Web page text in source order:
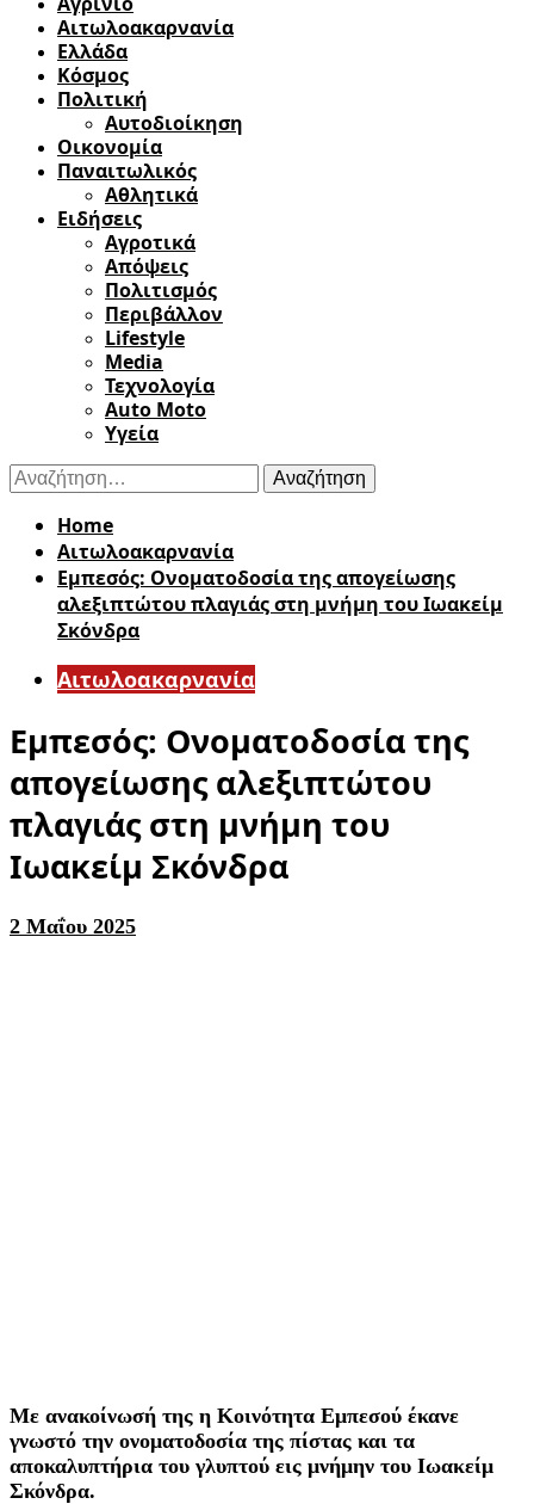
Αιτωλοακαρνανία
Ελλάδα
Κόσμος
Πολιτική
Αυτοδιοίκηση
Οικονομία
Παναιτωλικός
Αθλητικά
Ειδήσεις
Αγροτικά
Απόψεις
Πολιτισμός
Περιβάλλον
Lifestyle
Media
Τεχνολογία
Auto Moto
Υγεία
Αναζήτηση
για:
Home
Αιτωλοακαρνανία
Εμπεσός: Ονοματοδοσία της απογείωσης
αλεξιπτώτου πλαγιάς στη μνήμη του Ιωακείμ
Σκόνδρα
Αιτωλοακαρνανία
Εμπεσός: Ονοματοδοσία της
απογείωσης αλεξιπτώτου
πλαγιάς στη μνήμη του
Ιωακείμ Σκόνδρα
2 Μαΐου 2025
Με ανακοίνωσή της η Κοινότητα Εμπεσού έκανε
γνωστό την ονοματοδοσία της πίστας και τα
αποκαλυπτήρια του γλυπτού εις μνήμην του Ιωακείμ
Σκόνδρα.